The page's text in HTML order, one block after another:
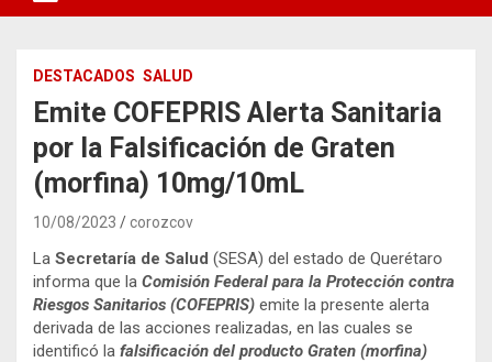
DESTACADOS SALUD
Emite COFEPRIS Alerta Sanitaria
por la Falsificación de Graten
(morfina) 10mg/10mL
10/08/2023 corozcov
La Secretaría de Salud (SESA) del estado de Querétaro
informa que la Comisión Federal para la Protección contra
Riesgos Sanitarios (COFEPRIS) emite la presente alerta
derivada de las acciones realizadas, en las cuales se
identificó la falsificación del producto Graten (morfina)